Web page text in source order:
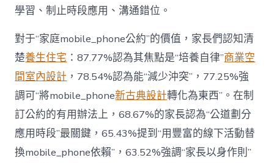
學習、制止時段應用、溝通錯位。
對于“家庭mobile_phone公約”的價值，家長們認知清
楚養生住宅 ：87.77%認為其焦點是“培養自律”商業空
間室內設計 ，78.54%認為能“減少沖突”，77.25%強
調可“將mobile_phone新古典設計轉化為東西”。在制
訂公約的有用辦法上，68.67%的家長認為“公道劃分
應用時段”最關鍵，65.43%提到“用豐富的線下活動替
換mobile_phone依賴”，63.52%強調“家長以身作則”